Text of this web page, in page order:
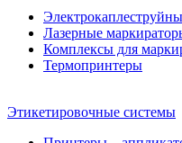
Лазерные
Комплексы для
Термопринтеры
Этикетировочные системы